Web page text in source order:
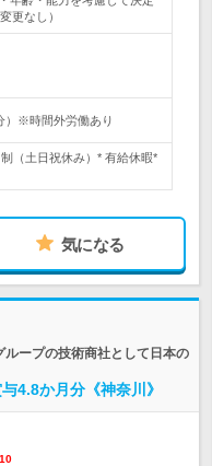
更なし）
）※時間外労働あり
（土日祝休み）* 有給休暇*
気になる
ープの技術商社として日本の
4.8か月分《神奈川》